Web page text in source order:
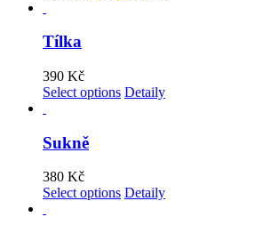
Tílka
390 Kč
Select options Detaily
Sukně
380 Kč
Select options Detaily